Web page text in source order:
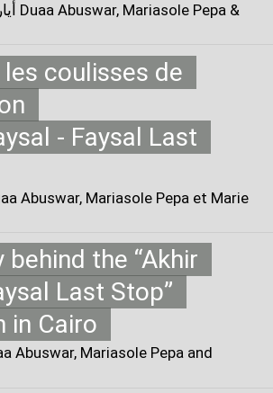
les coulisses de
- Faysal Last
Abuswar, Mariasole Pepa et Marie
behind the “Akhir
Last Stop”
in Cairo
Abuswar, Mariasole Pepa and